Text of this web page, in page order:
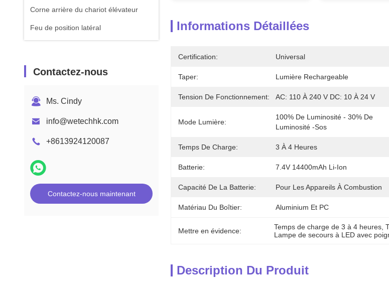
Corne arrière du chariot élévateur
Feu de position latéral
Contactez-nous
Ms. Cindy
info@wetechhk.com
+8613924120087
Contactez-nous maintenant
Informations Détaillées
Certification: Universal
Taper: Lumière Rechargeable
Tension De Fonctionnement: AC: 110 À 240 V DC: 10 À 24 V
Mode Lumière:
100% De Luminosité - 30% De
Luminosité -Sos
Temps De Charge: 3 À 4 Heures
Batterie: 7.4V 14400mAh Li-Ion
Capacité De La Batterie: Pour Les Appareils À Combustion
Matériau Du Boîtier: Aluminium Et PC
Mettre en évidence: Temps de charge de 3 à 4 heures ,
Lampe de secours à LED avec
Description Du Produit